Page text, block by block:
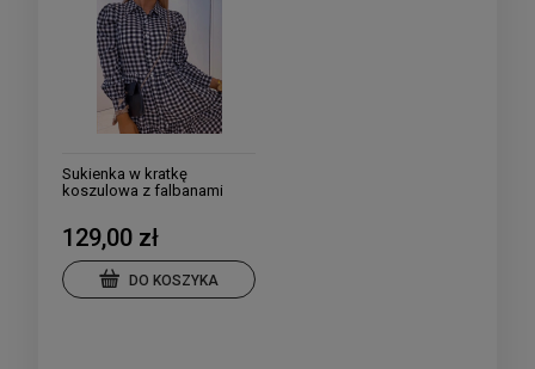
Sukienka w kratkę
koszulowa z falbanami
129,00 zł
DO KOSZYKA